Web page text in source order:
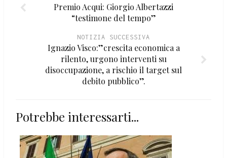
Premio Acqui: Giorgio Albertazzi
“testimone del tempo”
NOTIZIA SUCCESSIVA
Ignazio Visco:”crescita economica a
rilento, urgono interventi su
disoccupazione, a rischio il target sul
debito pubblico”.
Potrebbe interessarti...